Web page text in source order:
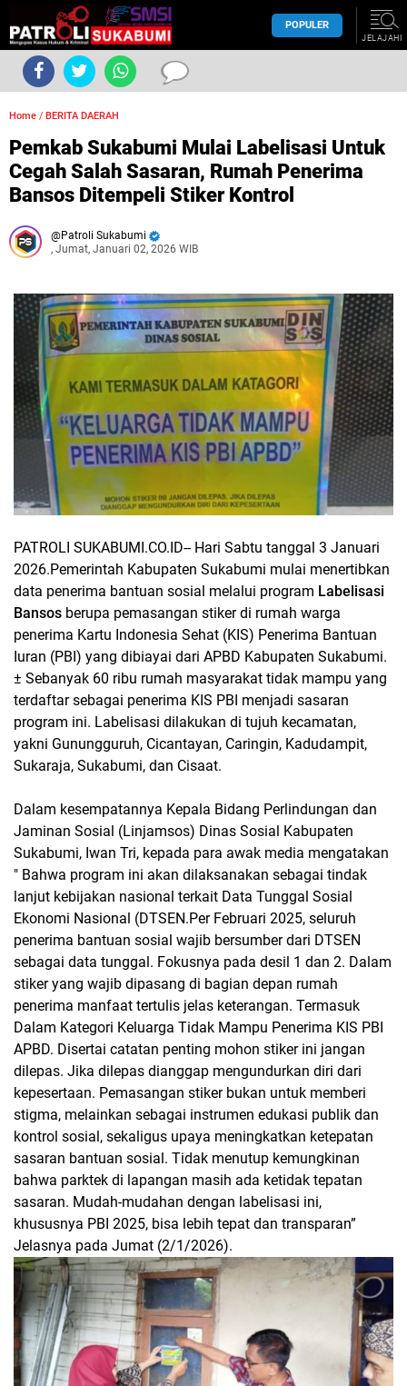
POPULER
JELAJAHI
Home / BERITA DAERAH
Pemkab Sukabumi Mulai Labelisasi Untuk
Cegah Salah Sasaran, Rumah Penerima
Bansos Ditempeli Stiker Kontrol
Patroli Sukabumi
, Jumat, Januari 02, 2026 WIB
PATROLI SUKABUMI.CO.ID--Hari Sabtu tanggal 3 Januari
2026.Pemerintah Kabupaten Sukabumi mulai menertibkan
data penerima bantuan sosial melalui program Labelisasi
Bansos berupa pemasangan stiker di rumah warga
penerima Kartu Indonesia Sehat (KIS) Penerima Bantuan
Iuran (PBI) yang dibiayai dari APBD Kabupaten Sukabumi.
± Sebanyak 60 ribu rumah masyarakat tidak mampu yang
terdaftar sebagai penerima KIS PBI menjadi sasaran
program ini. Labelisasi dilakukan di tujuh kecamatan,
yakni Gunungguruh, Cicantayan, Caringin, Kadudampit,
Sukaraja, Sukabumi, dan Cisaat.
Dalam kesempatannya Kepala Bidang Perlindungan dan
Jaminan Sosial (Linjamsos) Dinas Sosial Kabupaten
Sukabumi, Iwan Tri, kepada para awak media mengatakan
" Bahwa program ini akan dilaksanakan sebagai tindak
lanjut kebijakan nasional terkait Data Tunggal Sosial
Ekonomi Nasional (DTSEN.Per Februari 2025, seluruh
penerima bantuan sosial wajib bersumber dari DTSEN
sebagai data tunggal. Fokusnya pada desil 1 dan 2. Dalam
stiker yang wajib dipasang di bagian depan rumah
penerima manfaat tertulis jelas keterangan. Termasuk
Dalam Kategori Keluarga Tidak Mampu Penerima KIS PBI
APBD. Disertai catatan penting mohon stiker ini jangan
dilepas. Jika dilepas dianggap mengundurkan diri dari
kepesertaan. Pemasangan stiker bukan untuk memberi
stigma, melainkan sebagai instrumen edukasi publik dan
kontrol sosial, sekaligus upaya meningkatkan ketepatan
sasaran bantuan sosial. Tidak menutup kemungkinan
bahwa parktek di lapangan masih ada ketidak tepatan
sasaran. Mudah-mudahan dengan labelisasi ini,
khususnya PBI 2025, bisa lebih tepat dan transparan”
Jelasnya pada Jumat (2/1/2026).